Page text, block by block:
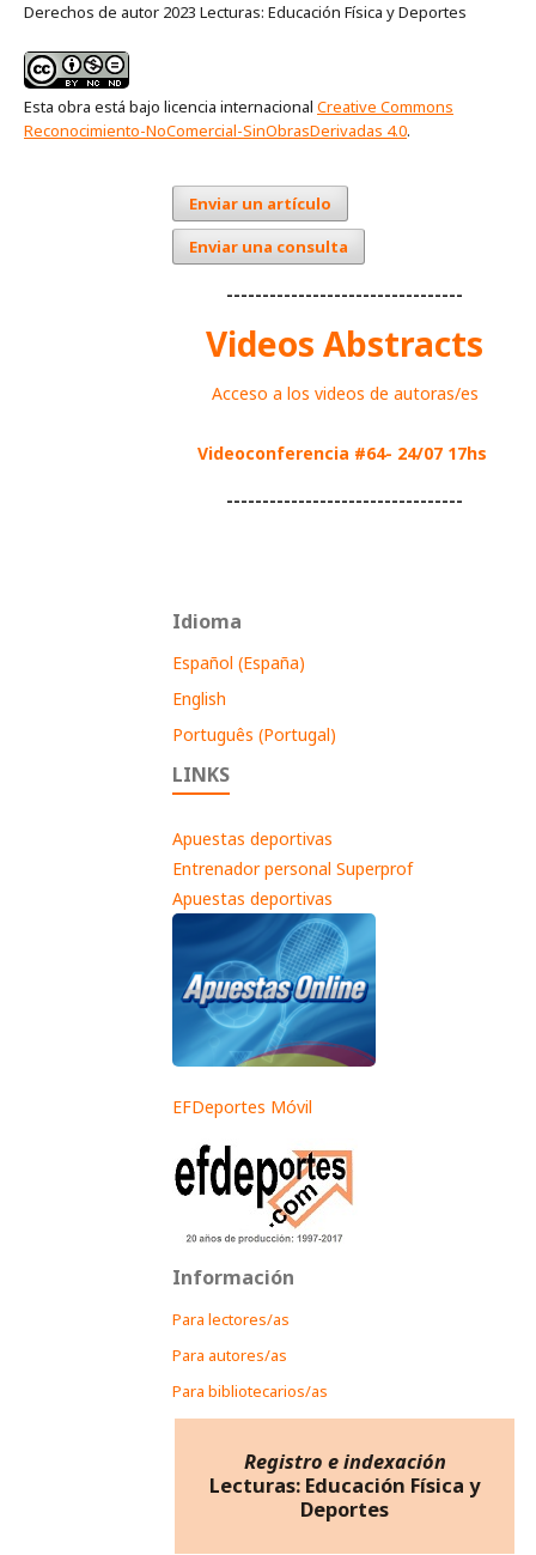
Derechos de autor 2023 Lecturas: Educación Física y Deportes
Esta obra está bajo licencia internacional Creative Commons
Reconocimiento-NoComercial-SinObrasDerivadas 4.0.
Enviar un artículo
Enviar una consulta
---------------------------------
Videos Abstracts
Acceso a los videos de autoras/es
Videoconferencia #64- 24/07 17hs
---------------------------------
Idioma
Español (España)
English
Português (Portugal)
LINKS
Apuestas deportivas
Entrenador personal Superprof
Apuestas deportivas
EFDeportes Móvil
Información
Para lectores/as
Para autores/as
Para bibliotecarios/as
Registro e indexación
Lecturas: Educación Física y
Deportes